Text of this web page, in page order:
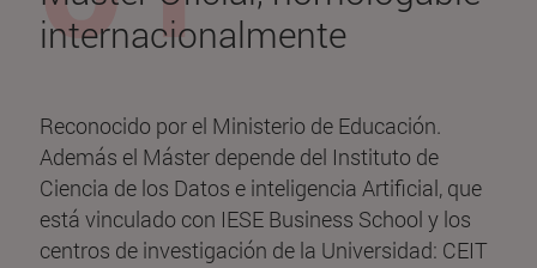
internacionalmente
Reconocido por el Ministerio de Educación.
Además el Máster depende del Instituto de
Ciencia de los Datos e inteligencia Artificial, que
está vinculado con IESE Business School y los
centros de investigación de la Universidad: CEIT